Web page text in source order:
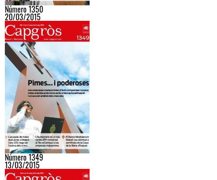
Número 1350
20/03/2015
Número 1349
13/03/2015